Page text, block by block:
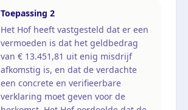
Toepassing 2
Het Hof heeft vastgesteld dat er een
vermoeden is dat het geldbedrag
van € 13.451,81 uit enig misdrijf
afkomstig is, en dat de verdachte
een concrete en verifieerbare
verklaring moet geven voor de